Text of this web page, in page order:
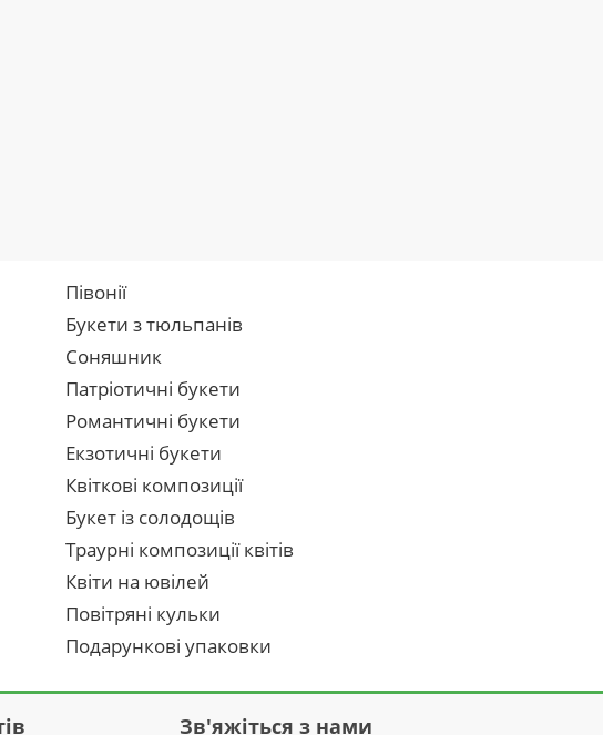
Півонії
Букети з тюльпанів
Соняшник
Патріотичні букети
Романтичні букети
Екзотичні букети
Квіткові композиції
Букет із солодощів
Траурні композиції квітів
Квіти на ювілей
Повітряні кульки
Подарункові упаковки
Зв'яжіться з нами